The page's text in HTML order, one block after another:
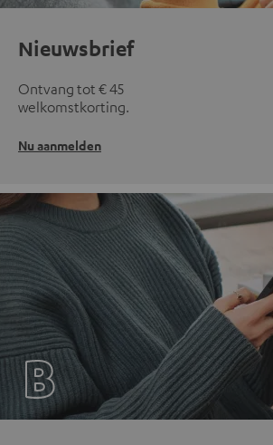
Nieuwsbrief
Ontvang tot € 45
welkomstkorting.
Nu aanmelden